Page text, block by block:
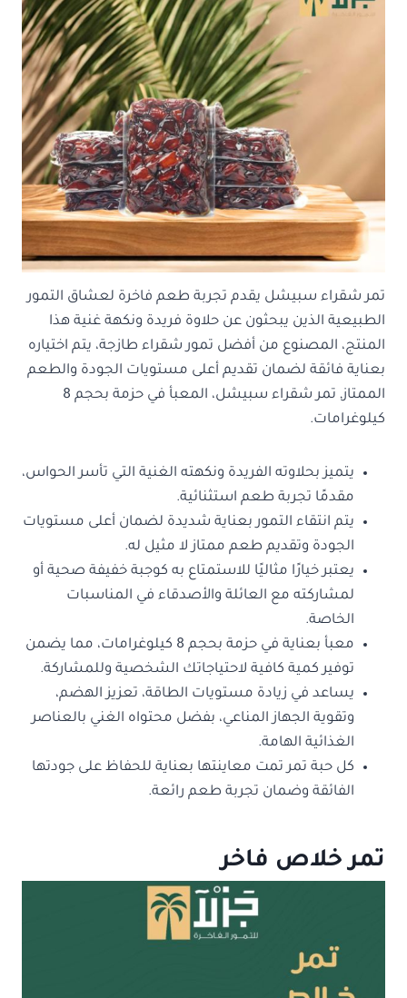
تمر شقراء سبيشل يقدم تجربة طعم فاخرة لعشاق التمور
الطبيعية الذين يبحثون عن حلاوة فريدة ونكهة غنية هذا
المنتج، المصنوع من أفضل تمور شقراء طازجة، يتم اختياره
بعناية فائقة لضمان تقديم أعلى مستويات الجودة والطعم
الممتاز, تمر شقراء سبيشل، المعبأ في حزمة بحجم 8
كيلوغرامات.
يتميز بحلاوته الفريدة ونكهته الغنية التي تأسر الحواس،
مقدمًا تجربة طعم استثنائية.
يتم انتقاء التمور بعناية شديدة لضمان أعلى مستويات
الجودة وتقديم طعم ممتاز لا مثيل له.
يعتبر خيارًا مثاليًا للاستمتاع به كوجبة خفيفة صحية أو
لمشاركته مع العائلة والأصدقاء في المناسبات
الخاصة.
معبأ بعناية في حزمة بحجم 8 كيلوغرامات، مما يضمن
توفير كمية كافية لاحتياجاتك الشخصية وللمشاركة.
يساعد في زيادة مستويات الطاقة، تعزيز الهضم،
وتقوية الجهاز المناعي، بفضل محتواه الغني بالعناصر
الغذائية الهامة.
كل حبة تمر تمت معاينتها بعناية للحفاظ على جودتها
الفائقة وضمان تجربة طعم رائعة.
تمر خلاص فاخر